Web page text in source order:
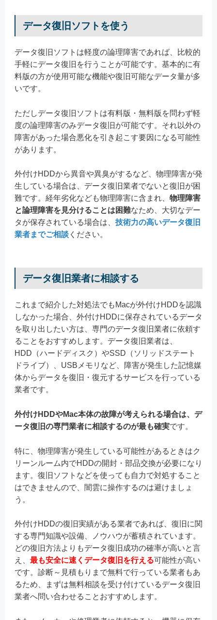
データ復旧ソフトを使う
データ復旧ソフトは軽度の論理障害であれば、比較的
手軽にデータ復旧を行うことが可能です。基本的に有
料版の方が使用可能な機能や復旧可能なデータ量が多
いです。
ただしデータ復旧ソフトは有料版・無料版を問わず軽
度の論理障害のみデータ復旧が可能です。それ以外の
障害があった場合悪化を引き起こす要因になる可能性
があります。
外付けHDDから異音や異臭がするなど、物理障害が発
生している場合は、データ復旧業者でないと復旧が困
難です。経年劣化なども物理障害に含まれ、 物理障害
と論理障害を見分けることは困難なため、大切なデー
タが保存されている場合は、 技術力の高いデータ復旧
業者までご相談 ください。
データ復旧業者に相談する
これまで紹介した対処法でもMacが外付けHDDを認識
しなかった場合、外付けHDDに保存されているデータ
を取り出したい方は、専門のデータ復旧業者に依頼す
ることをおすすめします。データ復旧業者は、
HDD（ハードディスク）やSSD（ソリッドステート
ドライブ）、USBメモリなど、障害が発生した記憶媒
体からデータを復旧・復元するサービスを行っている
業者です。
外付けHDDやMac本体の故障が考えられる場合は、デ
ータ復旧の専門業者に相談するのが最も確実です。
特に、物理障害が発生している可能性があるときはク
リーンルーム内でHDDの開封・部品交換が必要になり
ます。復旧ソフトなどを使っても自力で対処すること
はできませんので、闇雲に操作するのは避けましょ
う。
外付けHDDの復旧実績がある業者であれば、復旧に関
する専門知識や設備、ノウハウが蓄積されています。
どの復旧方法よりもデータ復旧成功の確率が高いと言
え、 最も安全に速くデータ復旧を行える可能性が高い
です。診断～見積もりまで無料で行っている業者もあ
るため、まずは無料相談を受け付けているデータ復旧
業者へ問い合わせることおすすめします。